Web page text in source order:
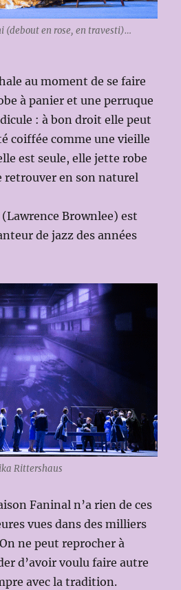
(debout en rose, en travesti)…
au moment de se faire
à panier et une perruque
: à bon droit elle peut
coiffée comme une vieille
est seule, elle jette robe
retrouver en son naturel
Brownlee) est
de jazz des années
Rittershaus
Faninal n’a rien de ces
vues dans des milliers
ne peut reprocher à
d’avoir voulu faire autre
avec la tradition.